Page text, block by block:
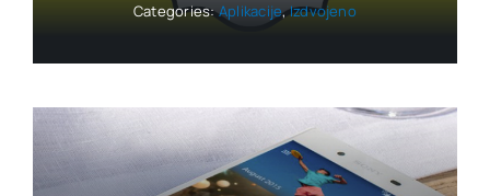
Categories:Aplikacije,Izdvojeno